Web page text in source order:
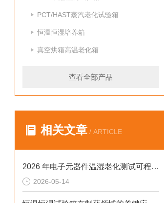
PCT/HAST蒸汽老化试验箱
恒温恒湿培养箱
真空烘箱高温老化箱
查看全部产品
相关文章 / ARTICLE
2026 年电子元器件温湿老化测试可程式恒温恒湿试验箱排行榜
2026-05-14